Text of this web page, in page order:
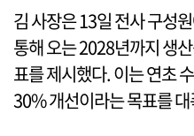
김 사장은 13일 전사 구성
통해 오는 2028년까지 생
표를 제시했다. 이는 연초
30% 개선이라는 목표를